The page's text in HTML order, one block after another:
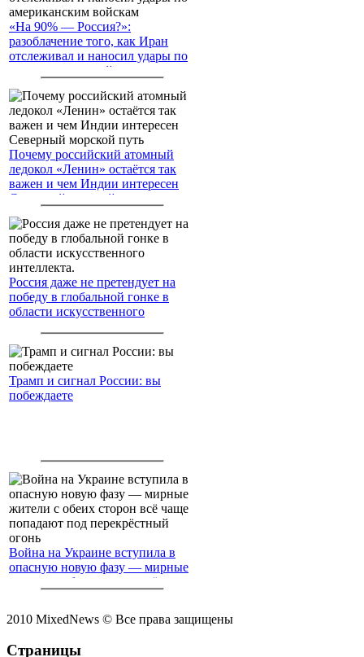
«На 90% — Россия?»:
разоблачение того, как Иран
отслеживал и наносил удары по
американским войскам
Почему российский атомный
ледокол «Ленин» остаётся так
важен и чем Индии интересен
Северный морской путь
Россия даже не претендует на
победу в глобальной гонке в
области искусственного
Трамп и сигнал России: вы
побеждаете
Война на Украине вступила в
опасную новую фазу — мирные
жители с обеих сторон всё чаще
2010 MixedNews © Все права защищены
Страницы